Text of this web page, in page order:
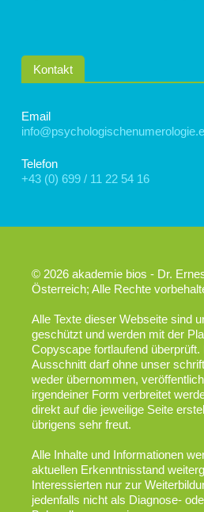
Kontakt
Email
Telefon
+43 (0) 699 / 11 22 54 16
© 2026 akademie bios - Dr.
Österreich; Alle Rechte
Alle Texte dieser Webseite sind
geschützt und werden mit der
Copyscape fortlaufend überprüft.
Ausschnitt darf ohne unser
weder übernommen,
irgendeiner Form verbreitet
direkt auf die jeweilige Seite
übrigens sehr freut.
Alle Inhalte und Informationen
aktuellen Erkenntnisstand
Interessierten nur zur
jedenfalls nicht als Diagnose-